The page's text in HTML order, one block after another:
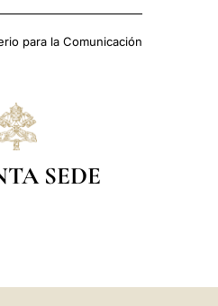
para la Comunicación
SEDE